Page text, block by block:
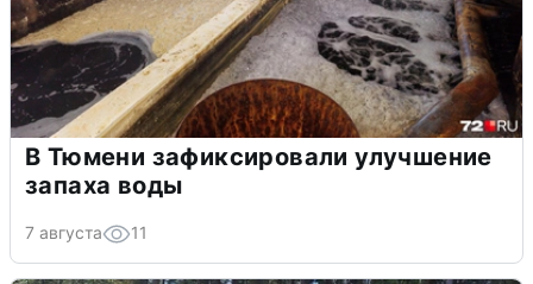
В Тюмени зафиксировали улучшение
запаха воды
7 августа 11